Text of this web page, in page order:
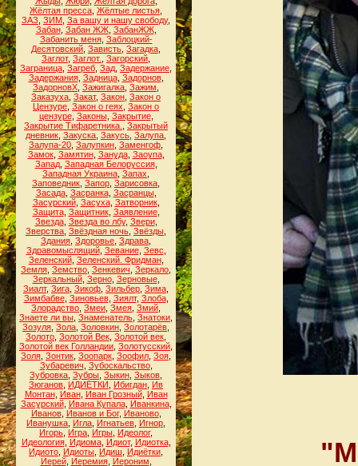
Жёлтая пресса Жёлтые листья
ЗАЗ ЗИМ За вашу и нашу свободу,
Забан, Забан ЖЖ, ЗабанЖЖ,
Забанить меня, Заблоцкий-
Десятовский Зависть Загадка
Заглот, Заглот. Загорский
Заграница Загреб Зад Задержание
Задержания, Задница, Задорнов,
ЗадорновХ Зажигалка Зажим
Заказуха Закат, Закон Закон о
Цензуре Закон о геях Закон о
цензуре, Законы, Закрытие,
Закрытие Тифаретника.
Закрытый
дневник Закуска Закусь Залупа
Залупа-20 Залупкин Заменгоф
Замок, Замятин, Зануда, Заоупа,
Запад, Западная Белоруссия,
Западная Украина Запах
Заповедник Запор Зарисовка
Засада, Засранка, Засранцы,
Засурский, Засуха, Затворник,
Защита, Защитник, Заявление,
Звезда, Звезда во лбу, Звери,
Зверства Звёздная ночь Звёзды
Здания Здоровье Здрава
Здравомыслящий, Зевание, Зевс
Зеленский, Зеленский. Фридман,
Земля Земство Зенкевич Зеркало
Зеркальный, Зерно, Зерновые,
Зиалт, Зига Зикоф Зильбер Зима
Зимбабве, Зиновьев, Зиялт, Злоба,
Злорадство Змеи Змея Змий
Знаете ли вы Знаменатель Знатоки
Зозуля Зола Золовкин Золотарёв
Золото Золотой Век Золотой век
Золотой век Голландии Золотусский
Золя Зонтик Зоопарк Зоофил Зоя
Зубаревич Зубоскальство,
Зубровка Зубры Зыкин Зыков
Зюганов ИДИЁТКИ Ибигдан Ив
Монтан, Иван, Иван Грозный, Иван
Засурский, Ивана Купала, Иванкина,
Иванов, Иванов и Бог, Иваново,
Иванушка Игла Игнатьев Игнор
Игорь Игра Игры Идеолог,
Идеология, Идиома, Идиот, Идиотка,
Идиото Идиоты Идиш Идиётки
Иерей, Иеремия, Иероним